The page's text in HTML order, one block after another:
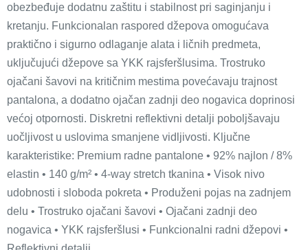
obezbeđuje dodatnu zaštitu i stabilnost pri saginjanju i
kretanju. Funkcionalan raspored džepova omogućava
praktično i sigurno odlaganje alata i ličnih predmeta,
uključujući džepove sa YKK rajsferšlusima. Trostruko
ojačani šavovi na kritičnim mestima povećavaju trajnost
pantalona, a dodatno ojačan zadnji deo nogavica doprinosi
većoj otpornosti. Diskretni reflektivni detalji poboljšavaju
uočljivost u uslovima smanjene vidljivosti. Ključne
karakteristike: Premium radne pantalone • 92% najlon / 8%
elastin • 140 g/m² • 4-way stretch tkanina • Visok nivo
udobnosti i sloboda pokreta • Produženi pojas na zadnjem
delu • Trostruko ojačani šavovi • Ojačani zadnji deo
nogavica • YKK rajsferšlusi • Funkcionalni radni džepovi •